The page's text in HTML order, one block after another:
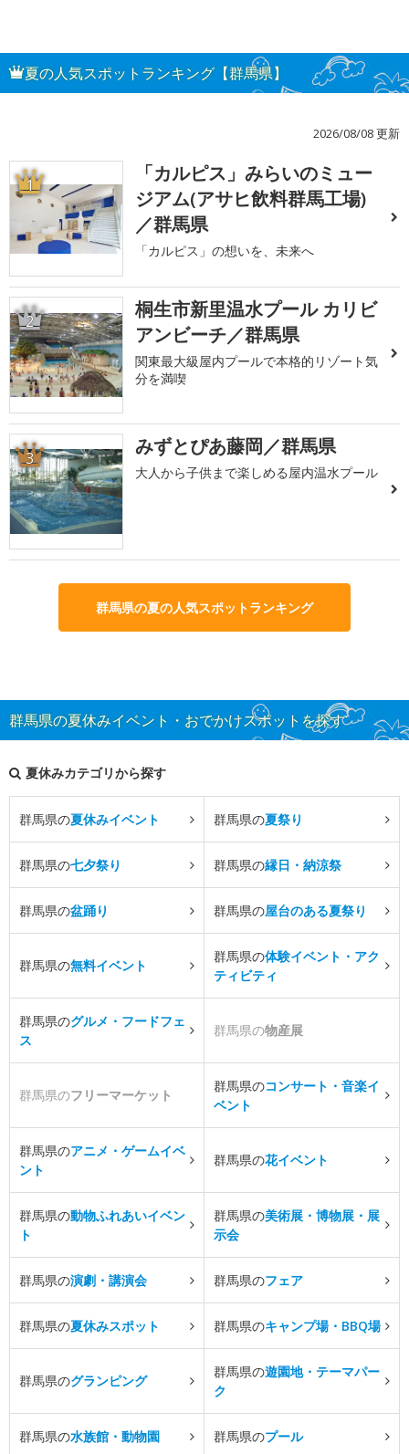
夏の人気スポットランキング【群馬県】
2026/08/08 更新
1
「カルピス」みらいのミュー
ジアム(アサヒ飲料群馬工場)
／群馬県
「カルピス」の想いを、未来へ
2
桐生市新里温水プール カリビ
アンビーチ／群馬県
関東最大級屋内プールで本格的リゾート気
分を満喫
3 みずとぴあ藤岡／群馬県
大人から子供まで楽しめる屋内温水プール
群馬県の夏の人気スポットランキング
群馬県の夏休みイベント・おでかけスポットを探す
夏休みカテゴリから探す
群馬県の夏休みイベント 群馬県の夏祭り
群馬県の七夕祭り 群馬県の縁日・納涼祭
群馬県の盆踊り 群馬県の屋台のある夏祭り
群馬県の無料イベント
群馬県の体験イベント・アク
ティビティ
群馬県のグルメ・フードフェ
ス
群馬県の物産展
群馬県のフリーマーケット
群馬県のコンサート・音楽イ
ベント
群馬県のアニメ・ゲームイベ
ント
群馬県の花イベント
群馬県の動物ふれあいイベン
ト
群馬県の美術展・博物展・展
示会
群馬県の演劇・講演会 群馬県のフェア
群馬県の夏休みスポット 群馬県のキャンプ場・BBQ場
群馬県のグランピング
群馬県の遊園地・テーマパー
ク
群馬県の水族館・動物園 群馬県のプール